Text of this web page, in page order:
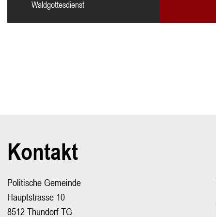
Waldgottesdienst
Fusszeile
Kontakt
Politische Gemeinde
Hauptstrasse 10
8512 Thundorf TG